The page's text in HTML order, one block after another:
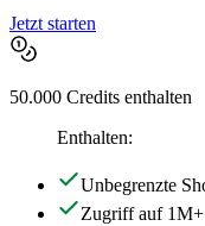
Jetzt starten
50.000 Credits enthalten
Enthalten:
Unbegrenzte
Zugriff auf